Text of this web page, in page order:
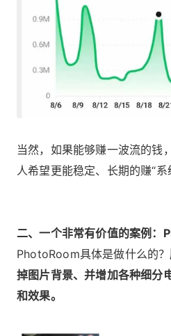
当然，如果能够赚一波流的钱
人希望更能稳定、长期的赚“系
二、一个非常有价值的案例：
PhotoRoom具体是做什么的？
掉图片背景、并增加各种细分
和效果。